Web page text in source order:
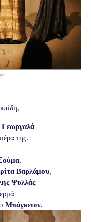
της.
,
Βαρλάμου,
Ψυλλάς
Μπάγκειον.